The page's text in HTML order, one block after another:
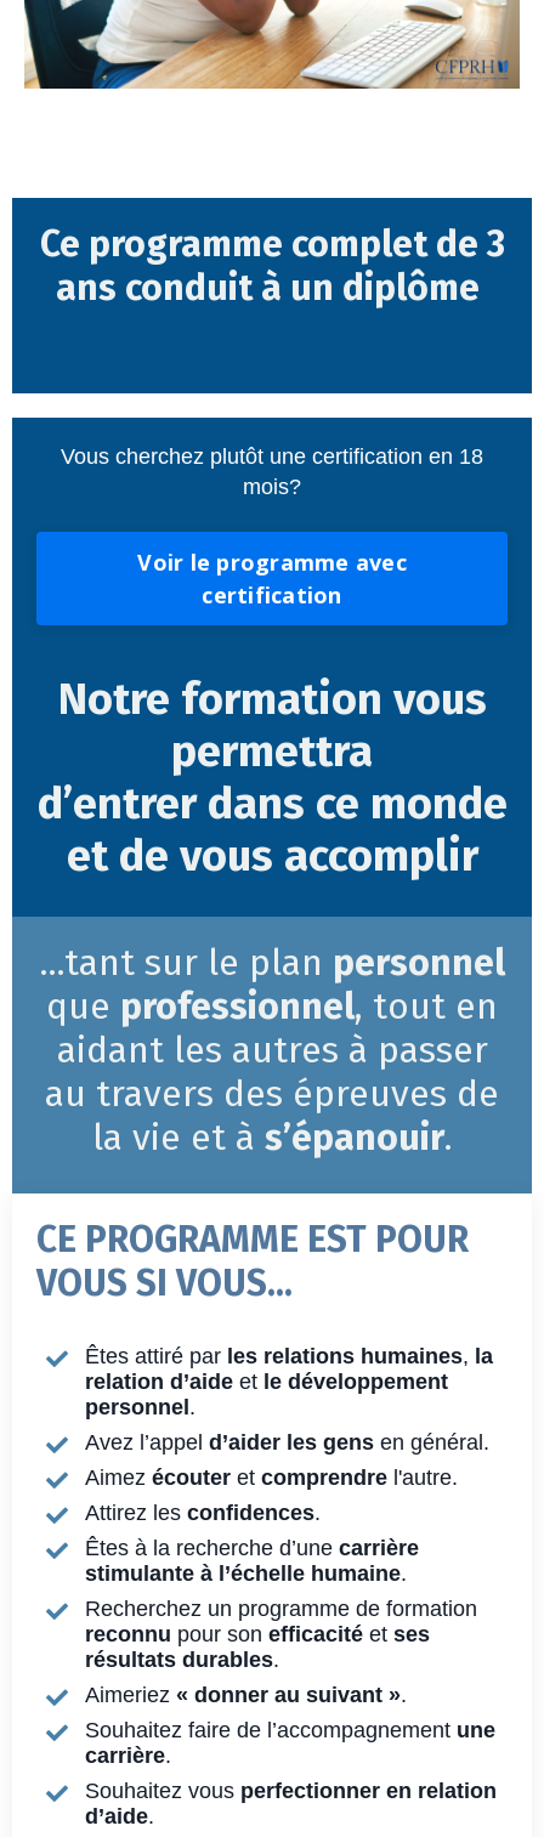
Ce programme complet de 3
ans conduit à un diplôme
Vous cherchez plutôt une certification en 18
mois?
Voir le programme avec
certification
Notre formation vous
permettra
d’entrer dans ce monde
et de vous accomplir
...tant sur le plan personnel
que professionnel, tout en
aidant les autres à passer
au travers des épreuves de
la vie et à s’épanouir.
CE PROGRAMME EST POUR
VOUS SI VOUS...
Êtes attiré par les relations humaines, la
relation d’aide et le développement
personnel .
Avez l’appel d’aider les gens en général.
Aimez écouter et comprendre l'autre.
Attirez les confidences.
Êtes à la recherche d’une carrière
stimulante à l’échelle humaine.
Recherchez un programme de formation
reconnu pour son efficacité et ses
résultats durables.
Aimeriez « donner au suivant ».
Souhaitez faire de l’accompagnement une
carrière.
Souhaitez vous perfectionner en relation
d’aide.